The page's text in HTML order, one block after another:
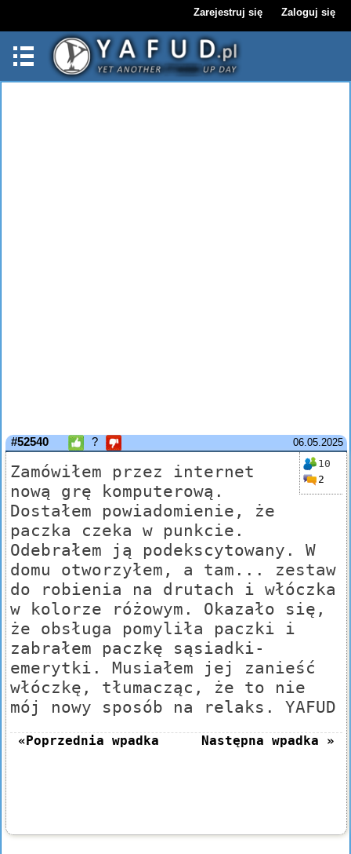
Zarejestruj się Zaloguj się
06.05.2025
#52540 ?
10
2
Zamówiłem przez internet
nową grę komputerową.
Dostałem powiadomienie, że
paczka czeka w punkcie.
Odebrałem ją podekscytowany. W
domu otworzyłem, a tam... zestaw
do robienia na drutach i włóczka
w kolorze różowym. Okazało się,
że obsługa pomyliła paczki i
zabrałem paczkę sąsiadki-
emerytki. Musiałem jej zanieść
włóczkę, tłumacząc, że to nie
mój nowy sposób na relaks. YAFUD
«Poprzednia wpadka Następna wpadka »